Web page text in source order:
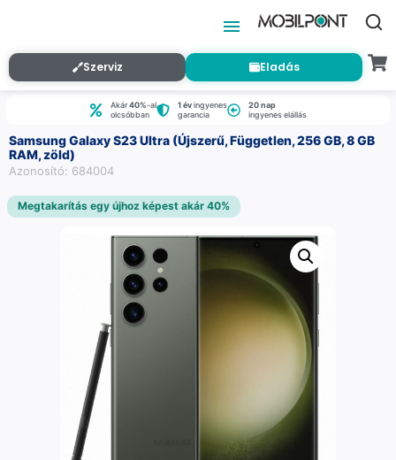
Szerviz Eladás
Akár40%-al
olcsóbban
1 évingyenes
garancia
20 nap
ingyenes elállás
Samsung Galaxy S23 Ultra (Újszerű, Független, 256 GB, 8 GB
RAM, zöld)
Azonosító: 684004
Megtakarítás egy újhoz képest akár 40%